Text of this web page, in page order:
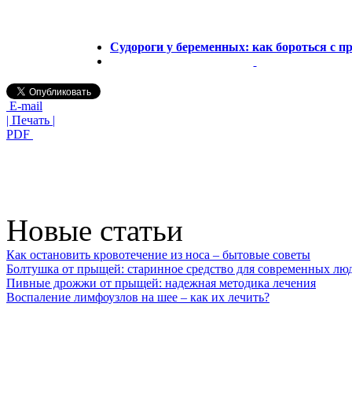
Судороги у беременных: как бороться с
E-mail
| Печать |
PDF
Новые статьи
Как остановить кровотечение из носа – бытовые советы
Болтушка от прыщей: старинное средство для современных
Пивные дрожжи от прыщей: надежная методика лечения
Воспаление лимфоузлов на шее – как их лечить?